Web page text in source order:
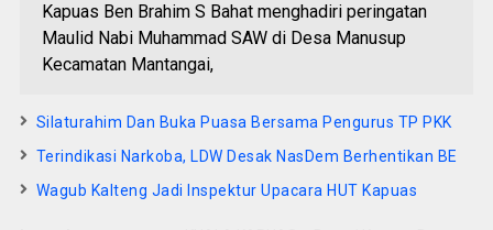
Kapuas Ben Brahim S Bahat menghadiri peringatan
Maulid Nabi Muhammad SAW di Desa Manusup
Kecamatan Mantangai,
Silaturahim Dan Buka Puasa Bersama Pengurus TP PKK
Terindikasi Narkoba, LDW Desak NasDem Berhentikan BE
Wagub Kalteng Jadi Inspektur Upacara HUT Kapuas